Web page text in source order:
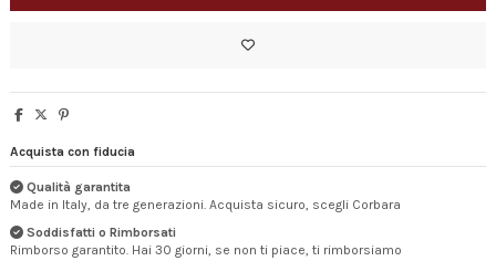
Acquista con fiducia
Qualità garantita
Made in Italy, da tre generazioni. Acquista sicuro, scegli Corbara
Soddisfatti o Rimborsati
Rimborso garantito. Hai 30 giorni, se non ti piace, ti rimborsiamo